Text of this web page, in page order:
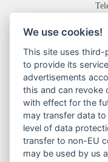
We use cookies!
This site uses
to provide its
advertisements
this and can revoke
with effect for the
may transfer data
level of data
transfer to non-EU
may be used by us